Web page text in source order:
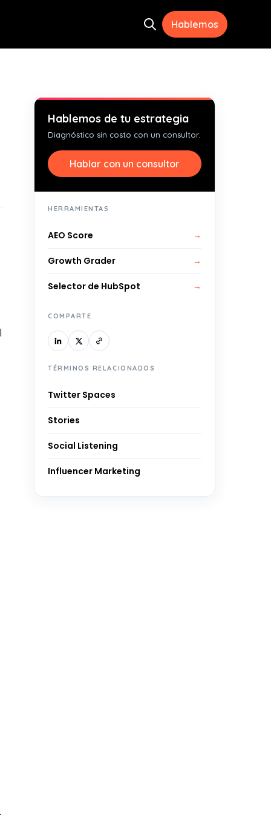
Open search
Hablemos
Hablemos de tu estrategia
Diagnóstico sin costo con un consultor.
Hablar con un consultor
HERRAMIENTAS
AEO Score →
Growth Grader →
Selector de HubSpot →
COMPARTE
TÉRMINOS RELACIONADOS
Twitter Spaces
Stories
Social Listening
Influencer Marketing